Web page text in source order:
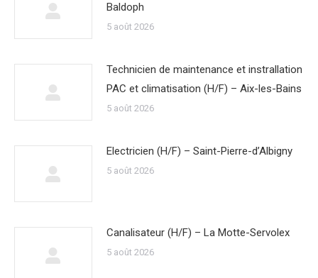
Baldoph
5 août 2026
Technicien de maintenance et instrallation
PAC et climatisation (H/F) – Aix-les-Bains
5 août 2026
Electricien (H/F) – Saint-Pierre-d’Albigny
5 août 2026
Canalisateur (H/F) – La Motte-Servolex
5 août 2026